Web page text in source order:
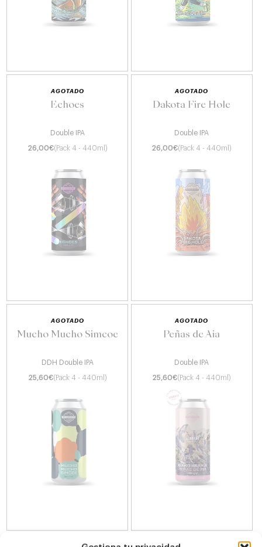
AGOTADO
Echoes
Double IPA
26,00€(Pack 4 - 440ml)
AGOTADO
Dakota Fire Hole
Double IPA
26,00€(Pack 4 - 440ml)
AGOTADO
Mucho Mucho Simcoe
DDH Double IPA
25,60€(Pack 4 - 440ml)
AGOTADO
Peñas de Aia
Double IPA
25,60€(Pack 4 - 440ml)